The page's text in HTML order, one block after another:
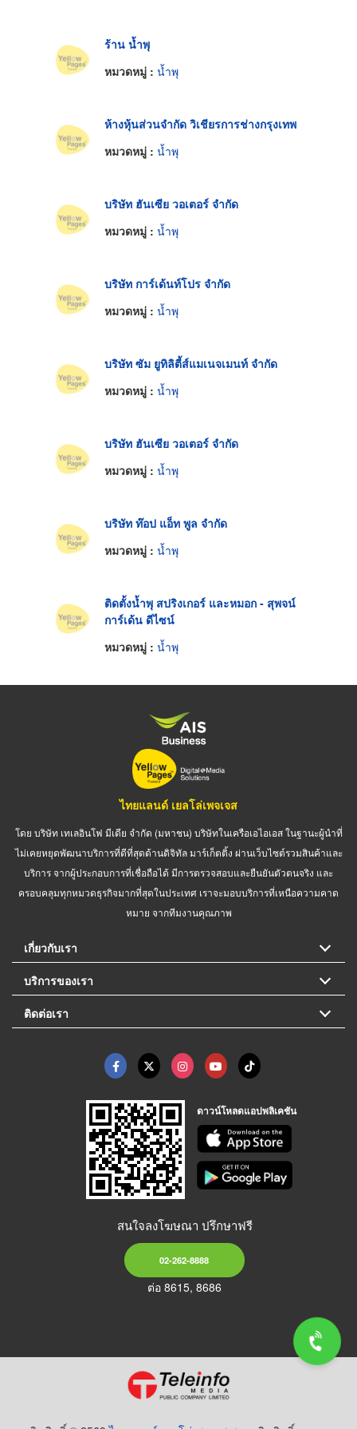
ร้าน น้ำพุ
หมวดหมู่ : น้ำพุ
ห้างหุ้นส่วนจำกัด วิเชียรการช่างกรุงเทพ
หมวดหมู่ : น้ำพุ
บริษัท ฮันเซีย วอเตอร์ จำกัด
หมวดหมู่ : น้ำพุ
บริษัท การ์เด้นท์โปร จำกัด
หมวดหมู่ : น้ำพุ
บริษัท ซัม ยูทิลิตี้ส์แมเนจเมนท์ จำกัด
หมวดหมู่ : น้ำพุ
บริษัท ฮันเซีย วอเตอร์ จำกัด
หมวดหมู่ : น้ำพุ
บริษัท ท๊อป แอ็ท พูล จำกัด
หมวดหมู่ : น้ำพุ
ติดตั้งน้ำพุ สปริงเกอร์ และหมอก - สุพจน์
การ์เด้น ดีไซน์
หมวดหมู่ : น้ำพุ
ไทยแลนด์ เยลโล่เพจเจส
โดย บริษัท เทเลอินโฟ มีเดีย จำกัด (มหาชน) บริษัทในเครือเอไอเอส ในฐานะผู้นำที่
ไม่เคยหยุดพัฒนาบริการที่ดีที่สุดด้านดิจิทัล มาร์เก็ตติ้ง ผ่านเว็บไซต์รวมสินค้าและ
บริการ จากผู้ประกอบการที่เชื่อถือได้ มีการตรวจสอบและยืนยันตัวตนจริง และ
ครอบคลุมทุกหมวดธุรกิจมากที่สุดในประเทศ เราจะมอบบริการที่เหนือความคาด
หมาย จากทีมงานคุณภาพ
เกี่ยวกับเรา
บริการของเรา
ติดต่อเรา
ดาวน์โหลดแอปพลิเคชัน
สนใจลงโฆษณา ปรึกษาฟรี
02-262-8888
ต่อ 8615, 8686